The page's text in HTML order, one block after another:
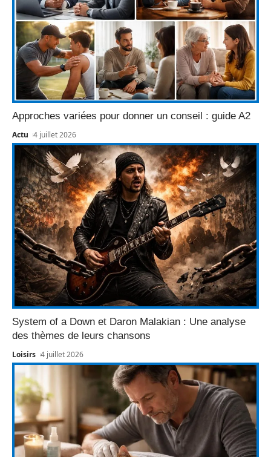
Approches variées pour donner un conseil : guide A2
Actu 4 juillet 2026
System of a Down et Daron Malakian : Une analyse
des thèmes de leurs chansons
Loisirs 4 juillet 2026